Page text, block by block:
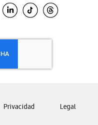
Privacidad Legal